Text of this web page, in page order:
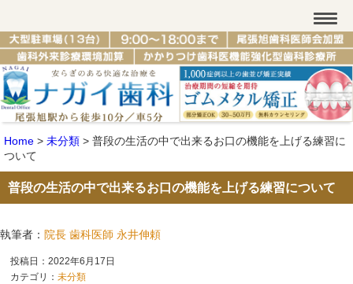
Home > 未分類 > 普段の生活の中で出来るお口の機能を上げる練習に
ついて
普段の生活の中で出来るお口の機能を上げる練習について
執筆者： 院長 歯科医師 永井伸頼
投稿日：2022年6月17日
カテゴリ：未分類